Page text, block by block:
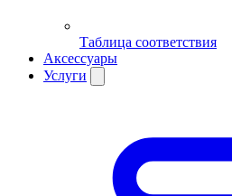
Таблица соответствия
Аксессуары
Услуги